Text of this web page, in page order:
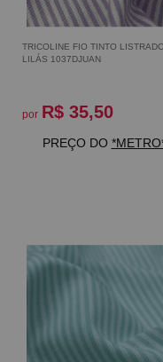
TRICOLINE FIO TINTO
LILÁS 1037DJUAN
por R$ 35,50
PREÇO DO